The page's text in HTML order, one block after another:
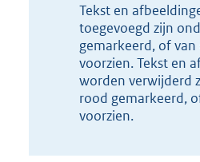
Tekst en
toegevoegd zijn
gemarkeerd, of
voorzien. Tekst en
worden verwijderd
rood gemarkeerd,
voorzien.